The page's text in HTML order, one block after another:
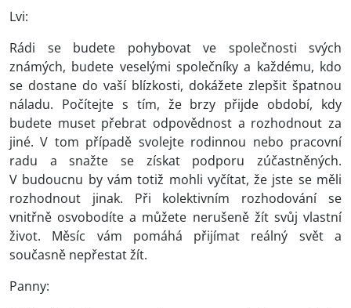
Lvi:
Rádi se budete pohybovat ve společnosti svých
známých, budete veselými společníky a každému, kdo
se dostane do vaší blízkosti, dokážete zlepšit špatnou
náladu. Počítejte s tím, že brzy přijde období, kdy
budete muset přebrat odpovědnost a rozhodnout za
jiné. V tom případě svolejte rodinnou nebo pracovní
radu a snažte se získat podporu zúčastněných.
V budoucnu by vám totiž mohli vyčítat, že jste se měli
rozhodnout jinak. Při kolektivním rozhodování se
vnitřně osvobodíte a můžete nerušeně žít svůj vlastní
život. Měsíc vám pomáhá přijímat reálný svět a
současně nepřestat žít.
Panny: